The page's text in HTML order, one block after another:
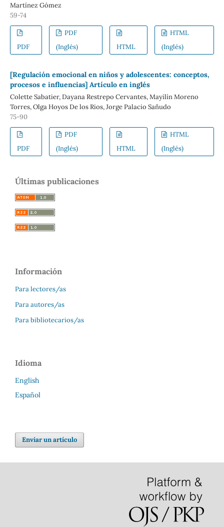
Martínez Gómez
59-74
PDF
PDF
(Inglés)
HTML
HTML
(Inglés)
[Regulación emocional en niños y adolescentes: conceptos,
procesos e influencias] Artículo en inglés
Colette Sabatier, Dayana Restrepo Cervantes, Mayilín Moreno
Torres, Olga Hoyos De los Rios, Jorge Palacio Sañudo
75-90
PDF
PDF
(Inglés)
HTML
HTML
(Inglés)
Últimas publicaciones
Información
Para lectores/as
Para autores/as
Para bibliotecarios/as
Idioma
English
Español
Enviar un artículo